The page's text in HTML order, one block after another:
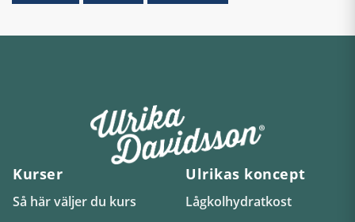
Kurser
Så här väljer du kurs
Ulrikas koncept
Lågkolhydratkost